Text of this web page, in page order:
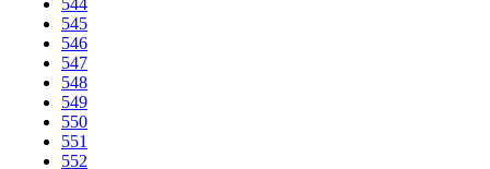
544
545
546
547
548
549
550
551
552